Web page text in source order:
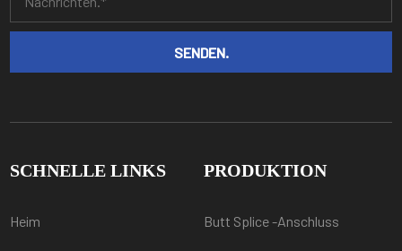
SCHNELLE LINKS
Heim
PRODUKTION
Butt Splice -Anschluss